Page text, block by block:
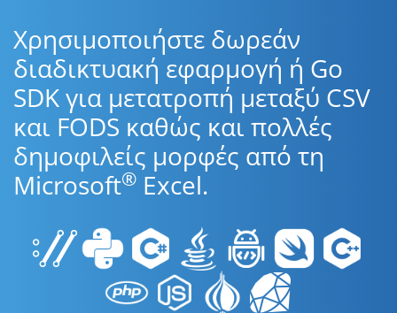
Χρησιμοποιήστε δωρεάν
διαδικτυακή εφαρμογή ή Go
SDK για μετατροπή μεταξύ CSV
και FODS καθώς και πολλές
δημοφιλείς μορφές από τη
Microsoft® Excel.